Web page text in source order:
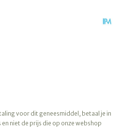
voor dit geneesmiddel, betaal je in
niet de prijs die op onze webshop